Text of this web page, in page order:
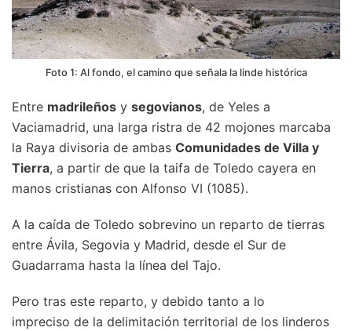
Foto 1: Al fondo, el camino que señala la linde histórica
Entre madrileños y segovianos, de Yeles a
Vaciamadrid, una larga ristra de 42 mojones marcaba
la Raya divisoria de ambas Comunidades de Villa y
Tierra, a partir de que la taifa de Toledo cayera en
manos cristianas con Alfonso VI (1085).
A la caída de Toledo sobrevino un reparto de tierras
entre Ávila, Segovia y Madrid, desde el Sur de
Guadarrama hasta la línea del Tajo.
Pero tras este reparto, y debido tanto a lo
impreciso de la delimitación territorial de los linderos